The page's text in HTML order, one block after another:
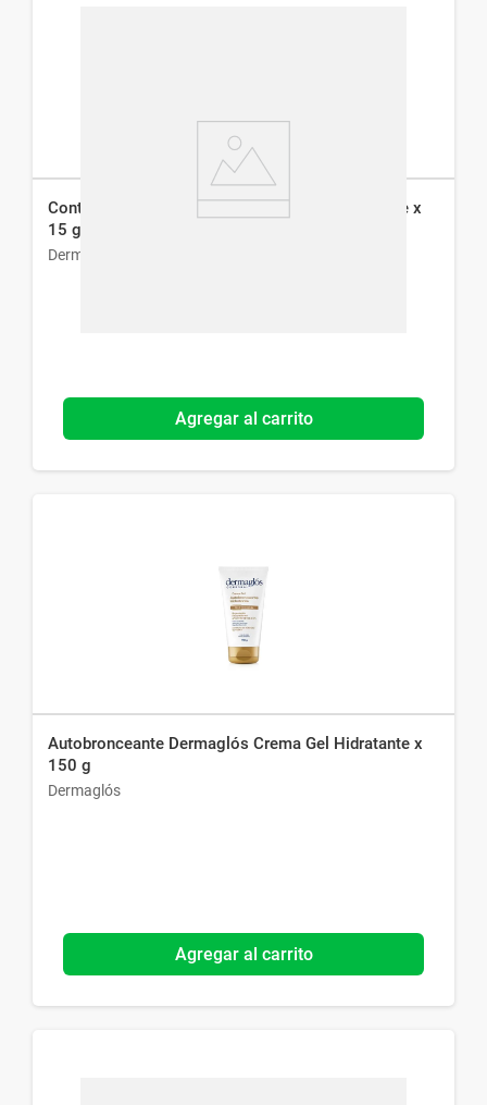
Contorno de Ojos Dermaglós Gel Ultra Hidratante x
15 g
Dermaglós
Agregar al carrito
Autobronceante Dermaglós Crema Gel Hidratante x
150 g
Dermaglós
Agregar al carrito